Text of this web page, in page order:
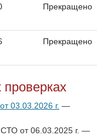
Прекращено
Прекращено
03.03.2026 г. —
от 06.03.2025 г. —